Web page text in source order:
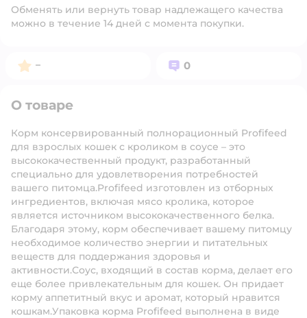
Обменять или вернуть товар надлежащего качества
можно в течение 14 дней с момента покупки.
Рейтинг:
– Вопросов:
0
О товаре
Корм консервированный полнорационный Profifeed
для взрослых кошек с кроликом в соусе – это
высококачественный продукт, разработанный
специально для удовлетворения потребностей
вашего питомца.Profifeed изготовлен из отборных
ингредиентов, включая мясо кролика, которое
является источником высококачественного белка.
Благодаря этому, корм обеспечивает вашему питомцу
необходимое количество энергии и питательных
веществ для поддержания здоровья и
активности.Соус, входящий в состав корма, делает его
еще более привлекательным для кошек. Он придает
корму аппетитный вкус и аромат, который нравится
кошкам.Упаковка корма Profifeed выполнена в виде